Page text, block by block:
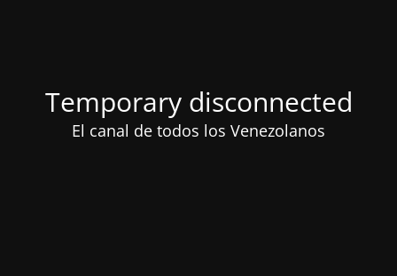
Temporary disconnected
El canal de todos los Venezolanos